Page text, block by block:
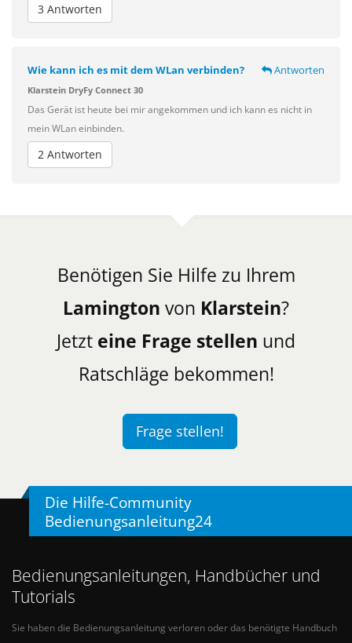
3 Antworten
Wie kann ich es mit dem WLan verbinden? Antworten
Klarstein DryFy Connect 30
Das Gerät ist heute bei mir angekommen und ich kann es nicht in
mein WLan einbinden.
2 Antworten
Benötigen Sie Hilfe zu Ihrem
Lamington von Klarstein?
Jetzt eine Frage stellen und
Ratschläge bekommen!
Frage stellen!
Die Hilfe-Community
Bedienungsanleitung24
Bedienungsanleitungen, Handbücher und
Tutorials
Sie haben die Bedienungsanleitung verloren oder das benötigte Handbuch